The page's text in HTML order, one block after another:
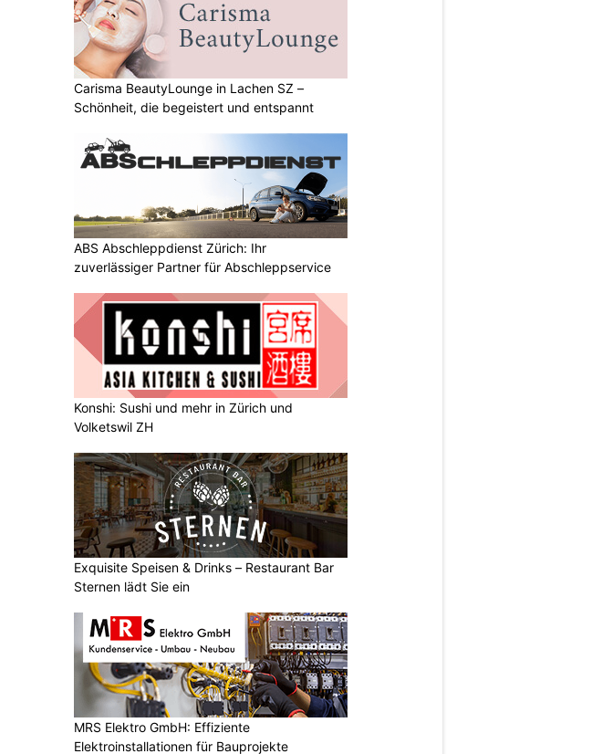
Carisma BeautyLounge in Lachen SZ –
Schönheit, die begeistert und entspannt
ABS Abschleppdienst Zürich: Ihr
zuverlässiger Partner für Abschleppservice
Konshi: Sushi und mehr in Zürich und
Volketswil ZH
Exquisite Speisen & Drinks – Restaurant Bar
Sternen lädt Sie ein
MRS Elektro GmbH: Effiziente
Elektroinstallationen für Bauprojekte